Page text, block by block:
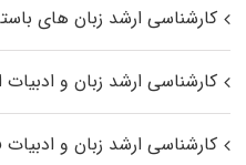
کارشناسی ارشد زبان‌ های
کارشناسی ارشد زبان و ادبیات
کارشناسی ارشد زبان و